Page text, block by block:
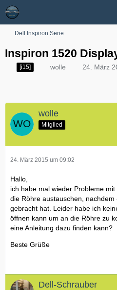
Dell Inspiron Serie
Inspiron 1520
[i15] wolle 24. März
wolle
Mitglied
24. März 2015 um 09:02
Hallo,
ich habe mal wieder Probleme
die Röhre austauschen,
gebracht hat. Leider habe ich
öffnen kann um an die Röhre zu
eine Anleitung dazu finden kann?
Beste Grüße
Dell-Schrauber